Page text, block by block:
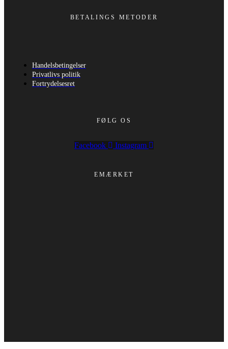
BETALINGS METODER
Handelsbetingelser
Privatlivs politik
Fortrydelsesret
FØLG OS
Facebook Instagram
EMÆRKET